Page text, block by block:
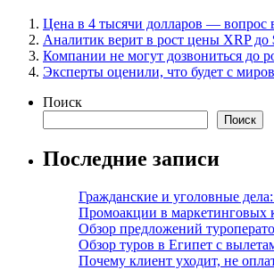
Цена в 4 тысячи долларов — вопрос
Аналитик верит в рост цены XRP до
Компании не могут дозвониться до
Эксперты оценили, что будет с
Поиск
Поиск
Последние записи
Гражданские и уголовные
Промоакции в маркетинговых
Обзор предложений
Обзор туров в Египет с
Почему клиент уходит, не